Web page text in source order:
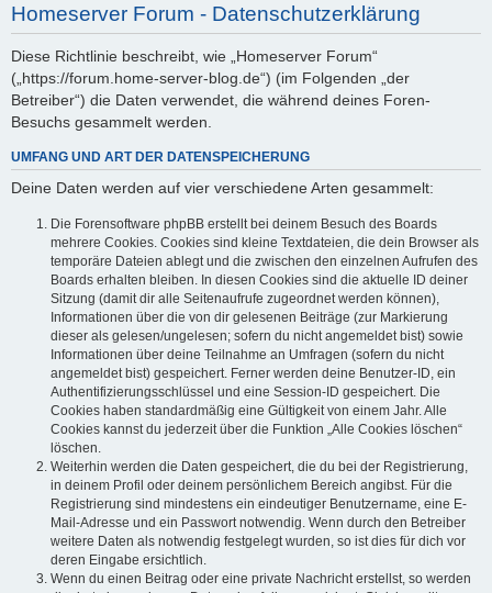
Homeserver Forum - Datenschutzerklärung
Diese Richtlinie beschreibt, wie „Homeserver Forum“
(„https://forum.home-server-blog.de“) (im Folgenden „der
Betreiber“) die Daten verwendet, die während deines Foren-
Besuchs gesammelt werden.
UMFANG UND ART DER DATENSPEICHERUNG
Deine Daten werden auf vier verschiedene Arten gesammelt:
Die Forensoftware phpBB erstellt bei deinem Besuch des Boards
mehrere Cookies. Cookies sind kleine Textdateien, die dein Browser als
temporäre Dateien ablegt und die zwischen den einzelnen Aufrufen des
Boards erhalten bleiben. In diesen Cookies sind die aktuelle ID deiner
Sitzung (damit dir alle Seitenaufrufe zugeordnet werden können),
Informationen über die von dir gelesenen Beiträge (zur Markierung
dieser als gelesen/ungelesen; sofern du nicht angemeldet bist) sowie
Informationen über deine Teilnahme an Umfragen (sofern du nicht
angemeldet bist) gespeichert. Ferner werden deine Benutzer-ID, ein
Authentifizierungsschlüssel und eine Session-ID gespeichert. Die
Cookies haben standardmäßig eine Gültigkeit von einem Jahr. Alle
Cookies kannst du jederzeit über die Funktion „Alle Cookies löschen“
löschen.
Weiterhin werden die Daten gespeichert, die du bei der Registrierung,
in deinem Profil oder deinem persönlichem Bereich angibst. Für die
Registrierung sind mindestens ein eindeutiger Benutzername, eine E-
Mail-Adresse und ein Passwort notwendig. Wenn durch den Betreiber
weitere Daten als notwendig festgelegt wurden, so ist dies für dich vor
deren Eingabe ersichtlich.
Wenn du einen Beitrag oder eine private Nachricht erstellst, so werden